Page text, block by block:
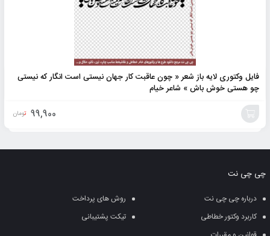
فایل وکتوری لایه باز شعر « چون عاقبت کار جهان نیستی است انگار که نیستی
چو هستی خوش باش » شاعر خیام
99,900 تومان
سبد
چی چی نت
درباره چی چی نت
روش های پرداخت
کاربرد وکتور خطاطی
تیکت پشتیبانی